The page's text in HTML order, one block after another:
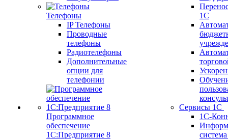
Телефоны
IP Телефоны
Проводные
телефоны
Радиотелефоны
Дополнительные
опции для
телефонии
Программное
обеспечение
1С:Предприятие 8
1С
Сервисы 1С
1С-